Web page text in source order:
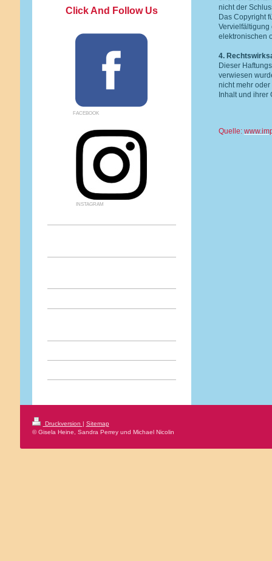
nicht der
Das Copyright
Vervielfältigung
elektronischen
4.
Dieser
verwiesen
nicht mehr
Inhalt und ihrer
Quelle:
Click And Follow Us
FACEBOOK
INSTAGRAM
Druckversion | Sitemap
© Gisela Heine, Sandra Perrey und Michael Nicolin